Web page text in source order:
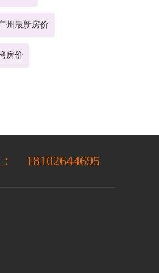
州最新房价
房价
： 18102644695